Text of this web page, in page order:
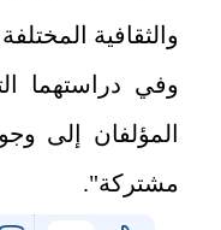
والثقافية
وفي دراستهما
المؤلفان إلى
مشتركة".